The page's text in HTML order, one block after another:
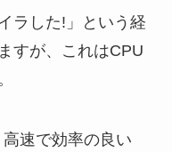
ラした!」という経
すが、これはCPU
速で効率の良い